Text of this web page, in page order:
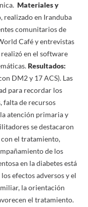
Materiales y
realizado en Iranduba
comunitarios de
Café y entrevistas
en el software
Resultados:
DM2 y 17 ACS). Las
para recordar los
falta de recursos
atención primaria y
se destacaron
el tratamiento,
de los
en la diabetes está
efectos adversos y el
la orientación
el tratamiento.